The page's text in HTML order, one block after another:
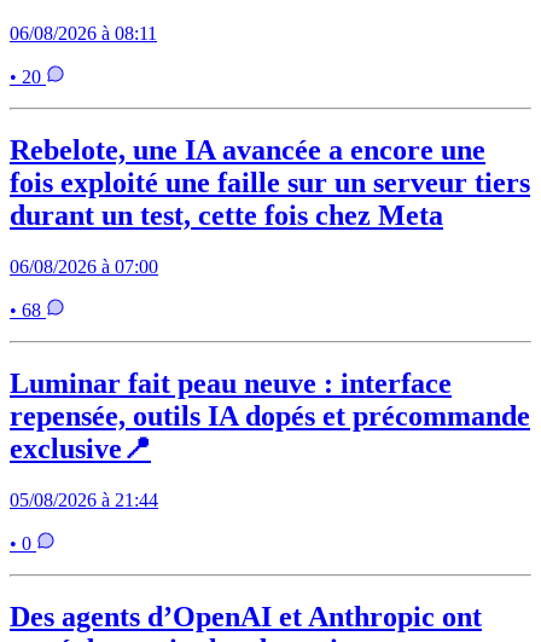
06/08/2026 à 08:11
• 20
Rebelote, une IA avancée a encore une
fois exploité une faille sur un serveur tiers
durant un test, cette fois chez Meta
06/08/2026 à 07:00
• 68
Luminar fait peau neuve : interface
repensée, outils IA dopés et précommande
exclusive📍
05/08/2026 à 21:44
• 0
Des agents d’OpenAI et Anthropic ont